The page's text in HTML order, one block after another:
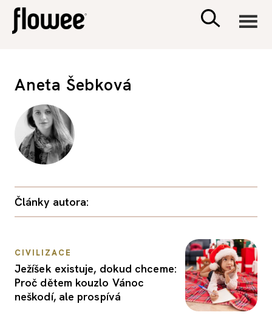
Aneta Šebková
Články autora:
CIVILIZACE
Ježíšek existuje, dokud chceme:
Proč dětem kouzlo Vánoc
neškodí, ale prospívá